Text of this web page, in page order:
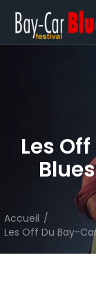
Les
Accueil /
Les Off Du Bay-